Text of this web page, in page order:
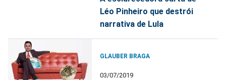
Léo Pinheiro que destrói
narrativa de Lula
GLAUBER BRAGA
03/07/2019